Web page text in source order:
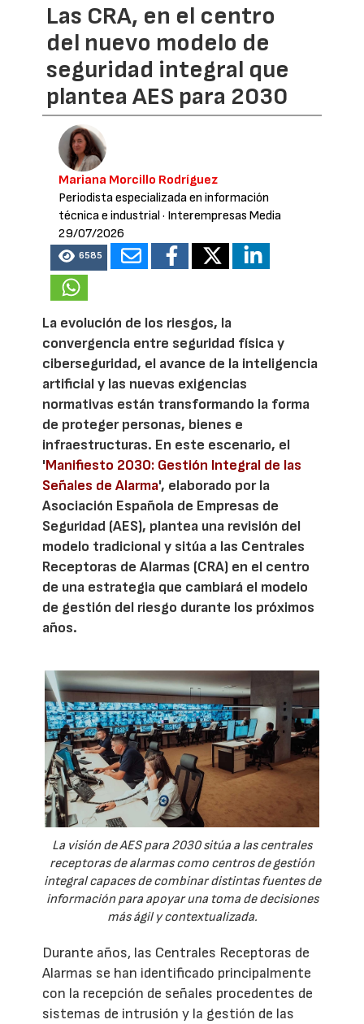
Las CRA, en el centro
del nuevo modelo de
seguridad integral que
plantea AES para 2030
Mariana Morcillo Rodríguez
Periodista especializada en información
técnica e industrial· Interempresas Media
29/07/2026
6585
La evolución de los riesgos, la
convergencia entre seguridad física y
ciberseguridad, el avance de la inteligencia
artificial y las nuevas exigencias
normativas están transformando la forma
de proteger personas, bienes e
infraestructuras. En este escenario, el
'Manifiesto 2030: Gestión Integral de las
Señales de Alarma', elaborado por la
Asociación Española de Empresas de
Seguridad (AES), plantea una revisión del
modelo tradicional y sitúa a las Centrales
Receptoras de Alarmas (CRA) en el centro
de una estrategia que cambiará el modelo
de gestión del riesgo durante los próximos
años.
La visión de AES para 2030 sitúa a las centrales
receptoras de alarmas como centros de gestión
integral capaces de combinar distintas fuentes de
información para apoyar una toma de decisiones
más ágil y contextualizada.
Durante años, las Centrales Receptoras de
Alarmas se han identificado principalmente
con la recepción de señales procedentes de
sistemas de intrusión y la gestión de las